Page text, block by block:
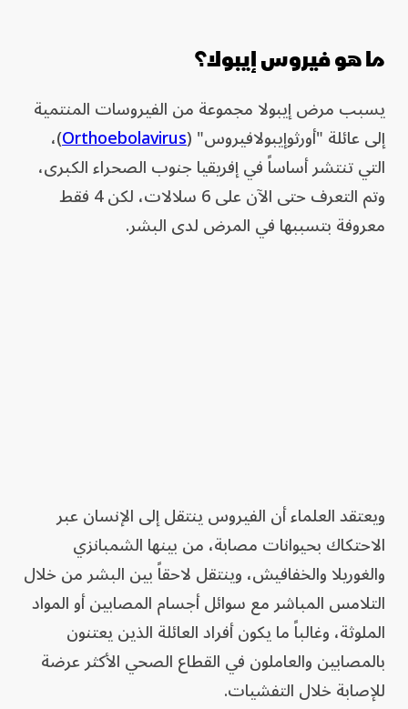
ما هو فيروس إيبولا؟
يسبب مرض إيبولا مجموعة من الفيروسات المنتمية
إلى عائلة "أورثوإيبولافيروس" (Orthoebolavirus)،
التي تنتشر أساساً في إفريقيا جنوب الصحراء الكبرى،
وتم التعرف حتى الآن على 6 سلالات، لكن 4 فقط
معروفة بتسببها في المرض لدى البشر.
ويعتقد العلماء أن الفيروس ينتقل إلى الإنسان عبر
الاحتكاك بحيوانات مصابة، من بينها الشمبانزي
والغوريلا والخفافيش، وينتقل لاحقاً بين البشر من خلال
التلامس المباشر مع سوائل أجسام المصابين أو المواد
الملوثة، وغالباً ما يكون أفراد العائلة الذين يعتنون
بالمصابين والعاملون في القطاع الصحي الأكثر عرضة
للإصابة خلال التفشيات.